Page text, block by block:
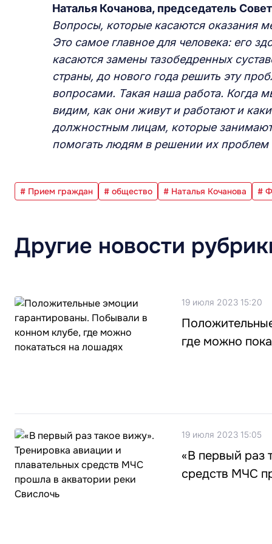
Наталья Кочанова, председатель
Вопросы, которые касаются оказания
Это самое главное для человека: его
касаются замены тазобедренных
страны, до нового года решить эту
вопросами. Такая наша работа. Когда
видим, как они живут и работают и
должностным лицам, которые
помогать людям в решении их проблем
# Прием граждан # общество # Наталья Кочанова #
Другие новости
19 июля 2023 15:20
где можно
19 июля 2023 15:05
«В первый раз
средств МЧС